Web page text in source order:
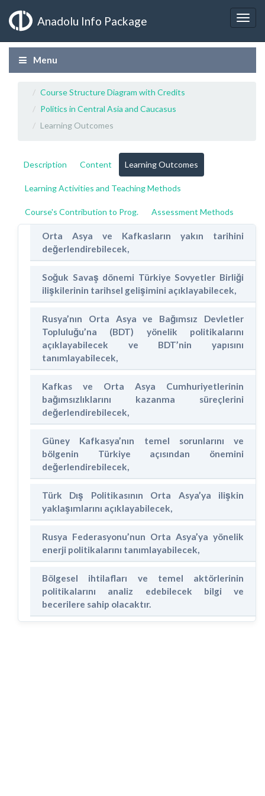
Anadolu Info Package
Menu
Course Structure Diagram with Credits
Politics in Central Asia and Caucasus
Learning Outcomes
Description Content Learning Outcomes
Learning Activities and Teaching Methods
Course's Contribution to Prog. Assessment Methods
Orta Asya ve Kafkasların yakın tarihini
değerlendirebilecek,
Soğuk Savaş dönemi Türkiye Sovyetler Birliği
ilişkilerinin tarihsel gelişimini açıklayabilecek,
Rusya’nın Orta Asya ve Bağımsız Devletler
Topluluğu’na (BDT) yönelik politikalarını
açıklayabilecek ve BDT’nin yapısını
tanımlayabilecek,
Kafkas ve Orta Asya Cumhuriyetlerinin
bağımsızlıklarını kazanma süreçlerini
değerlendirebilecek,
Güney Kafkasya’nın temel sorunlarını ve
bölgenin Türkiye açısından önemini
değerlendirebilecek,
Türk Dış Politikasının Orta Asya’ya ilişkin
yaklaşımlarını açıklayabilecek,
Rusya Federasyonu’nun Orta Asya’ya yönelik
enerji politikalarını tanımlayabilecek,
Bölgesel ihtilafları ve temel aktörlerinin
politikalarını analiz edebilecek bilgi ve
becerilere sahip olacaktır.